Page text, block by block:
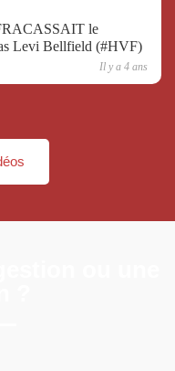
le
Levi Bellfield (#HVF)
Il y a 4 ans